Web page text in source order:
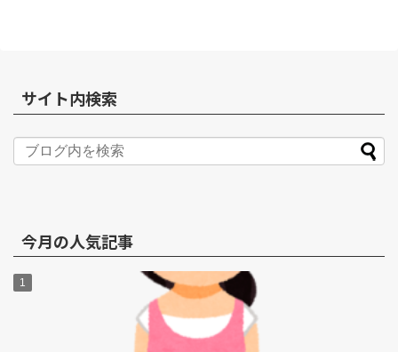
サイト内検索
今月の人気記事